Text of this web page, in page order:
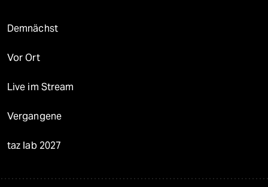
Demnächst
Vor Ort
Live im Stream
Vergangene
taz lab 2027